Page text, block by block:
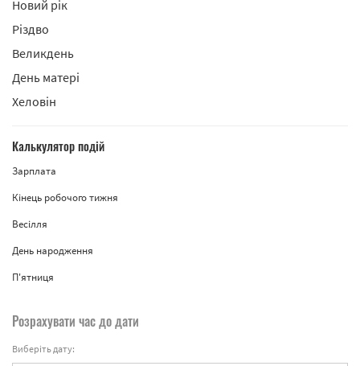
Новий рік
Різдво
Великдень
День матері
Хеловін
Калькулятор подій
Зарплата
Кінець робочого тижня
Весілля
День народження
П'ятниця
Розрахувати час до дати
Виберіть дату: